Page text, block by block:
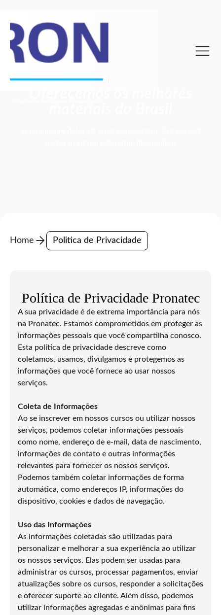
Home Politica de Privacidade
Política de Privacidade Pronatec
A sua privacidade é de extrema importância para nós
na Pronatec. Estamos comprometidos em proteger as
informações pessoais que você compartilha conosco.
Esta política de privacidade descreve como
coletamos, usamos, divulgamos e protegemos as
informações que você fornece ao usar nossos
serviços.
Coleta de Informações
Ao se inscrever em nossos cursos ou utilizar nossos
serviços, podemos coletar informações pessoais
como nome, endereço de e-mail, data de nascimento,
informações de contato e outras informações
relevantes para fornecer os nossos serviços.
Podemos também coletar informações de forma
automática, como endereços IP, informações do
dispositivo, cookies e dados de navegação.
Uso das Informações
As informações coletadas são utilizadas para
personalizar e melhorar a sua experiência ao utilizar
os nossos serviços. Elas podem ser usadas para
administrar os cursos, processar pagamentos, enviar
atualizações sobre os cursos, responder a solicitações
e oferecer suporte ao cliente. Além disso, podemos
utilizar informações agregadas e anônimas para fins